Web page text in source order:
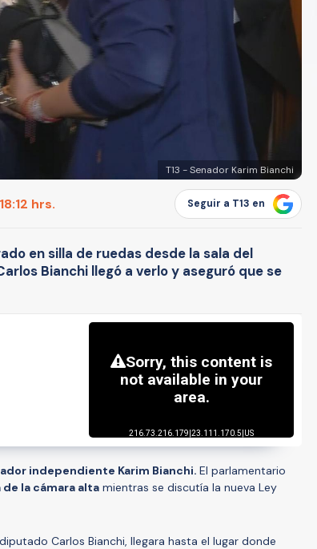
T13 - Senador Karim Bianchi
hrs. Seguir a T13 en
en silla de ruedas desde la sala del
Bianchi llegó a verlo y aseguró que se
independiente Karim Bianchi. El parlamentario
de la cámara alta mientras se discutía la nueva Ley
Carlos Bianchi, llegara hasta el lugar donde